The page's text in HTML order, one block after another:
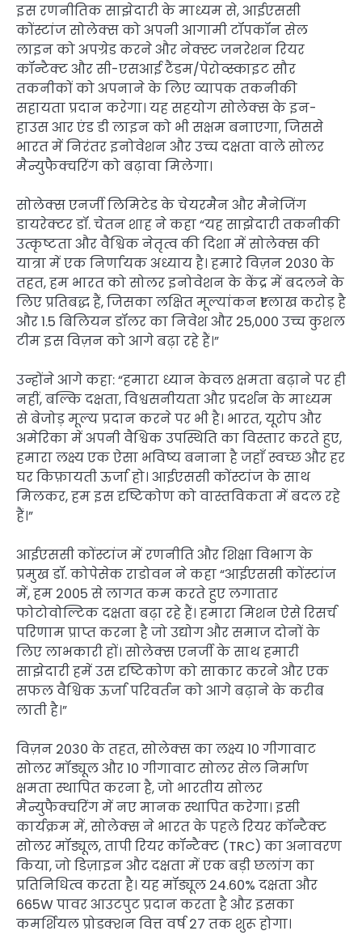
इस रणनीतिक साझेदारी के माध्यम से, आईएससी
कोंस्टांज सोलेक्स को अपनी आगामी टॉपकॉन सेल
लाइन को अपग्रेड करने और नेक्स्ट जनरेशन रियर
कॉन्टैक्ट और सी-एसआई टैंडम/पेरोव्स्काइट सौर
तकनीकों को अपनाने के लिए व्यापक तकनीकी
सहायता प्रदान करेगा। यह सहयोग सोलेक्स के इन-
हाउस आर एंड डी लाइन को भी सक्षम बनाएगा, जिससे
भारत में निरंतर इनोवेशन और उच्च दक्षता वाले सोलर
मैन्युफैक्चरिंग को बढ़ावा मिलेगा।
सोलेक्स एनर्जी लिमिटेड के चेयरमैन और मैनेजिंग
डायरेक्टर डॉ. चेतन शाह ने कहा “यह साझेदारी तकनीकी
उत्कृष्टता और वैश्विक नेतृत्व की दिशा में सोलेक्स की
यात्रा में एक निर्णायक अध्याय है। हमारे विज़न 2030 के
तहत, हम भारत को सोलर इनोवेशन के केंद्र में बदलने के
लिए प्रतिबद्ध हैं, जिसका लक्षित मूल्यांकन ₹1 लाख करोड़ है
और 1.5 बिलियन डॉलर का निवेश और 25,000 उच्च कुशल
टीम इस विज़न को आगे बढ़ा रहे हैं।”
उन्होंने आगे कहा: “हमारा ध्यान केवल क्षमता बढ़ाने पर ही
नहीं, बल्कि दक्षता, विश्वसनीयता और प्रदर्शन के माध्यम
से बेजोड़ मूल्य प्रदान करने पर भी है। भारत, यूरोप और
अमेरिका में अपनी वैश्विक उपस्थिति का विस्तार करते हुए,
हमारा लक्ष्य एक ऐसा भविष्य बनाना है जहाँ स्वच्छ और हर
घर किफ़ायती ऊर्जा हो। आईएससी कोंस्टांज के साथ
मिलकर, हम इस दृष्टिकोण को वास्तविकता में बदल रहे
हैं।”
आईएससी कोंस्टांज में रणनीति और शिक्षा विभाग के
प्रमुख डॉ. कोपेसेक राडोवन ने कहा “आईएससी कोंस्टांज
में, हम 2005 से लागत कम करते हुए लगातार
फोटोवोल्टिक दक्षता बढ़ा रहे हैं। हमारा मिशन ऐसे रिसर्च
परिणाम प्राप्त करना है जो उद्योग और समाज दोनों के
लिए लाभकारी हों। सोलेक्स एनर्जी के साथ हमारी
साझेदारी हमें उस दृष्टिकोण को साकार करने और एक
सफल वैश्विक ऊर्जा परिवर्तन को आगे बढ़ाने के करीब
लाती है।”
विज़न 2030 के तहत, सोलेक्स का लक्ष्य 10 गीगावाट
सोलर मॉड्यूल और 10 गीगावाट सोलर सेल निर्माण
क्षमता स्थापित करना है, जो भारतीय सोलर
मैन्युफैक्चरिंग में नए मानक स्थापित करेगा। इसी
कार्यक्रम में, सोलेक्स ने भारत के पहले रियर कॉन्टैक्ट
सोलर मॉड्यूल, तापी रियर कॉन्टैक्ट (TRC) का अनावरण
किया, जो डिज़ाइन और दक्षता में एक बड़ी छलांग का
प्रतिनिधित्व करता है। यह मॉड्यूल 24.60% दक्षता और
665W पावर आउटपुट प्रदान करता है और इसका
कमर्शियल प्रोडक्शन वित्त वर्ष 27 तक शुरू होगा।